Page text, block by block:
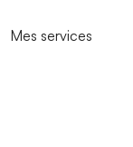
Mes services